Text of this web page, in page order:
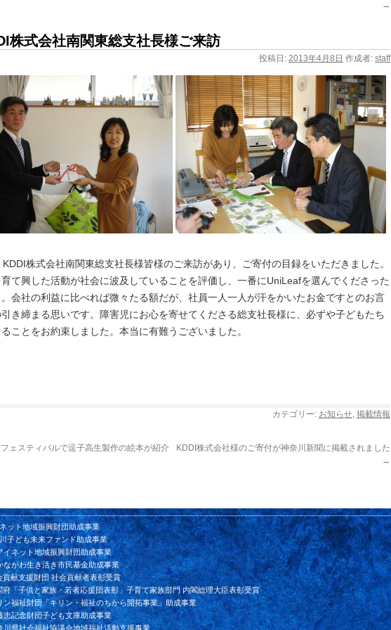
→
株式会社南関東総支社長様ご来訪
投稿日: 2013年4月8日 作成者: staff
株式会社南関東総支社長様皆様のご来訪があり、ご寄付の目録をいただきました。
て興した活動が社会に波及していることを評価し、一番にUniLeafを選んでくださった
。会社の利益に比べれば微々たる額だが、社員一人一人が汗をかいたお金ですとのお言
き締まる思いです。障害児にお心を寄せてくださる総支社長様に、必ずや子どもたち
ことをお約束しました。本当に有難うございました。
カテゴリー: お知らせ, 掲載情報
ェスティバルで逗子高生製作の絵本が紹介
KDDI株式会社様のご寄付が神奈川新聞に掲載されました
→
ット地域振興財団助成事業
子ども未来ファンド助成事業
ネット地域振興財団助成事業
がわ生き活き市民基金助成事業
献支援財団 社会貢献者表彰受賞
「子供と家族・若者応援団表彰」子育て家族部門 内閣総理大臣表彰受賞
福祉財団「キリン・福祉のちから開拓事業」助成事業
記念財団子ども文庫助成事業
県社会福祉協議会地域福祉活動支援事業